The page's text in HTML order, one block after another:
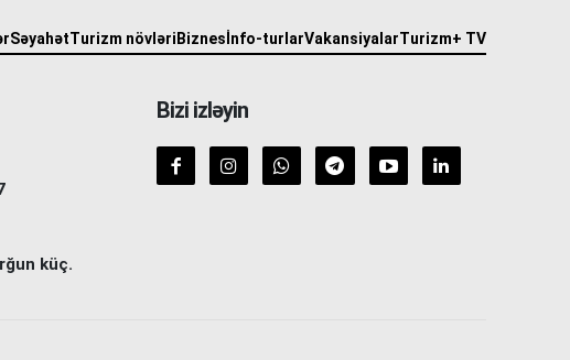
SəyahətTurizm növləri Biznes İnfo-turlarVakansiyalarTurizm+ TV
küç.
Bizi izləyin